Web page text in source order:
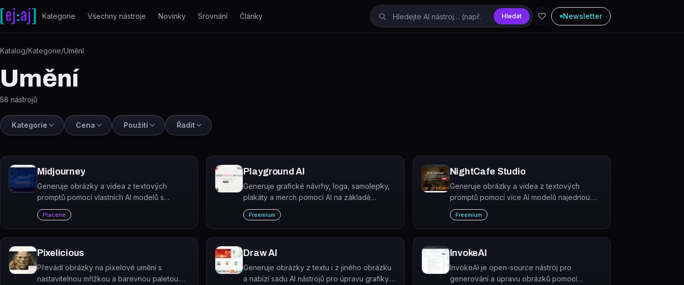
Přeskočit na obsah
Kategorie Všechny nástroje Novinky Srovnání Články Hledat Newsletter
Katalog/Kategorie/Umění
Umění
58 nástrojů
Kategorie Cena Použití Řadit
Midjourney
Generuje obrázky a videa z textových
promptů pomocí vlastních AI modelů s
důrazem na uměleckou kvalitu výstupů.
Placené
Playground AI
Generuje grafické návrhy, loga, samolepky,
plakáty a merch pomocí AI na základě
textového popisu.
Freemium
NightCafe Studio
Generuje obrázky a videa z textových
promptů pomocí více AI modelů najednou.
NightCafe Studio je webová a mobilní
platforma kombinující tvorbu AI umění s
komunitními prvky.
Freemium
Pixelicious
Převádí obrázky na pixelové umění s
nastavitelnou mřížkou a barevnou paletou.
Draw AI
Generuje obrázky z textu i z jiného obrázku
a nabízí sadu AI nástrojů pro úpravu grafiky.
InvokeAI
InvokeAI je open-source nástroj pro
generování a úpravu obrázků pomocí